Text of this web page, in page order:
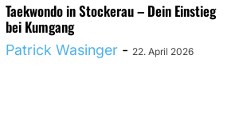
Taekwondo in Stockerau – Dein Einstieg
bei Kumgang
Patrick Wasinger - 22. April 2026